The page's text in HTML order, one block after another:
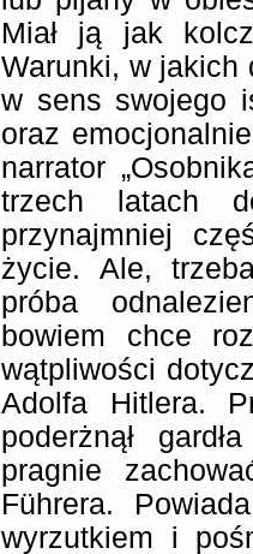
Miał ją jak
Warunki, w jakich
w sens swojego
oraz
narrator
trzech latach
przynajmniej
życie. Ale,
próba
bowiem chce
wątpliwości
Adolfa Hitlera.
poderżnął
pragnie
Führera.
wyrzutkiem i